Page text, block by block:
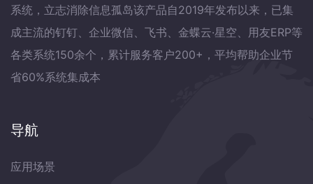
系统，立志消除信息孤岛该产品自2019年发布以来，已集
成主流的钉钉、企业微信、飞书、金蝶云·星空、用友ERP等
各类系统150余个，累计服务客户200+，平均帮助企业节
省60%系统集成本
导航
应用场景